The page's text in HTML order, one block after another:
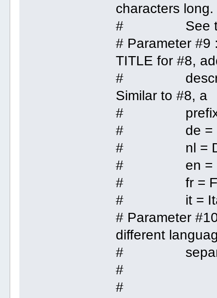
characters long.
# See the
# Parameter #9
TITLE for #8,
# description
Similar to #8, a
# prefix is
# de =
# nl =
# en =
# fr =
# it =
# Parameter
different
#
#
#